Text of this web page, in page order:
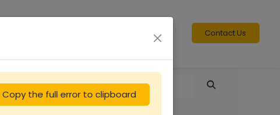
Contact Us
Copy the full error to clipboard